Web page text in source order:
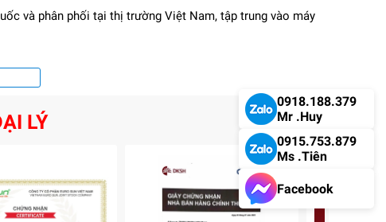
và phân phối tại thị trường Việt Nam, tập trung vào máy
LÝ
0918.188.379
Mr .Huy
0915.753.879
Ms .Tiên
Facebook